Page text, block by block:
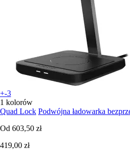
+-3
1 kolorów
Quad Lock Podwójna ładowarka
Od 603,50 zł
419,00 zł